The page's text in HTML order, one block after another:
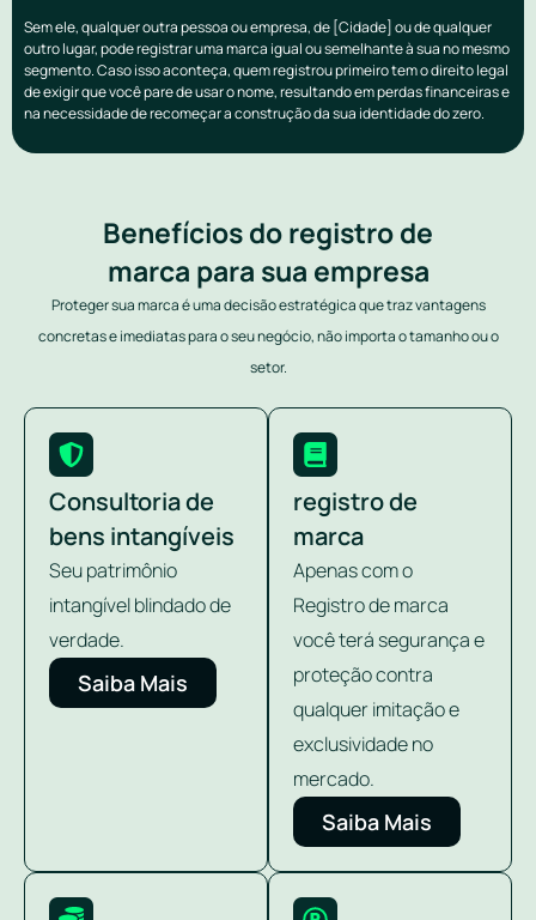
Sem ele, qualquer outra pessoa ou empresa, de [Cidade] ou de qualquer
outro lugar, pode registrar uma marca igual ou semelhante à sua no mesmo
segmento. Caso isso aconteça, quem registrou primeiro tem o direito legal
de exigir que você pare de usar o nome, resultando em perdas financeiras e
na necessidade de recomeçar a construção da sua identidade do zero.
Benefícios do registro de
marca para sua empresa
Proteger sua marca é uma decisão estratégica que traz vantagens
concretas e imediatas para o seu negócio, não importa o tamanho ou o
setor.
Consultoria de
bens intangíveis
Seu patrimônio
intangível blindado de
verdade.
Saiba Mais
registro de
marca
Apenas com o
Registro de marca
você terá segurança e
proteção contra
qualquer imitação e
exclusividade no
mercado.
Saiba Mais